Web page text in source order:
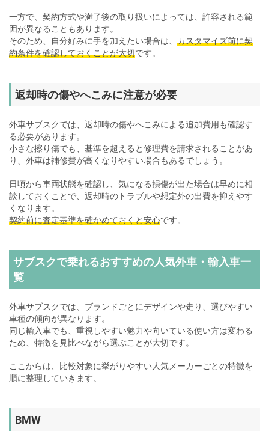
一方で、契約方式や満了後の取り扱いによっては、許容される範
囲が異なることもあります。
そのため、自分好みに手を加えたい場合は、 カスタマイズ前に契
約条件を確認しておくことが大切です。
返却時の傷やへこみに注意が必要
外車サブスクでは、返却時の傷やへこみによる追加費用も確認す
る必要があります。
小さな擦り傷でも、基準を超えると修理費を請求されることがあ
り、外車は補修費が高くなりやすい場合もあるでしょう。
日頃から車両状態を確認し、気になる損傷が出た場合は早めに相
談しておくことで、返却時のトラブルや想定外の出費を抑えやす
くなります。
契約前に査定基準を確かめておくと安心です。
サブスクで乗れるおすすめの人気外車・輸入車一
覧
外車サブスクでは、ブランドごとにデザインや走り、選びやすい
車種の傾向が異なります。
同じ輸入車でも、重視しやすい魅力や向いている使い方は変わる
ため、特徴を見比べながら選ぶことが大切です。
ここからは、比較対象に挙がりやすい人気メーカーごとの特徴を
順に整理していきます。
BMW